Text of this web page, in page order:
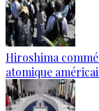
Hiroshima
atomique